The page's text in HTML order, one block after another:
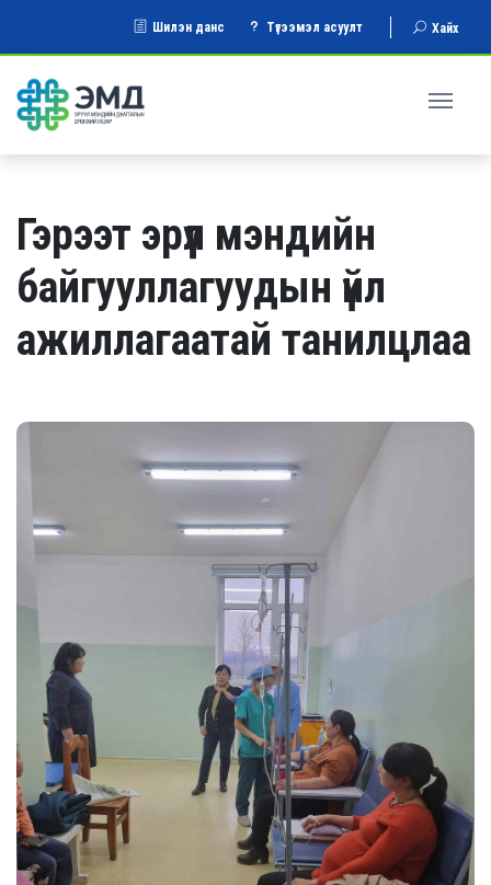
Шилэн данс Түгээмэл асуулт Хайх
Гэрээт эрүүл мэндийн
байгууллагуудын үйл
ажиллагаатай танилцлаа